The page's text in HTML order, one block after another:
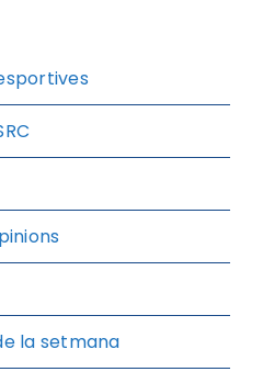
la setmana